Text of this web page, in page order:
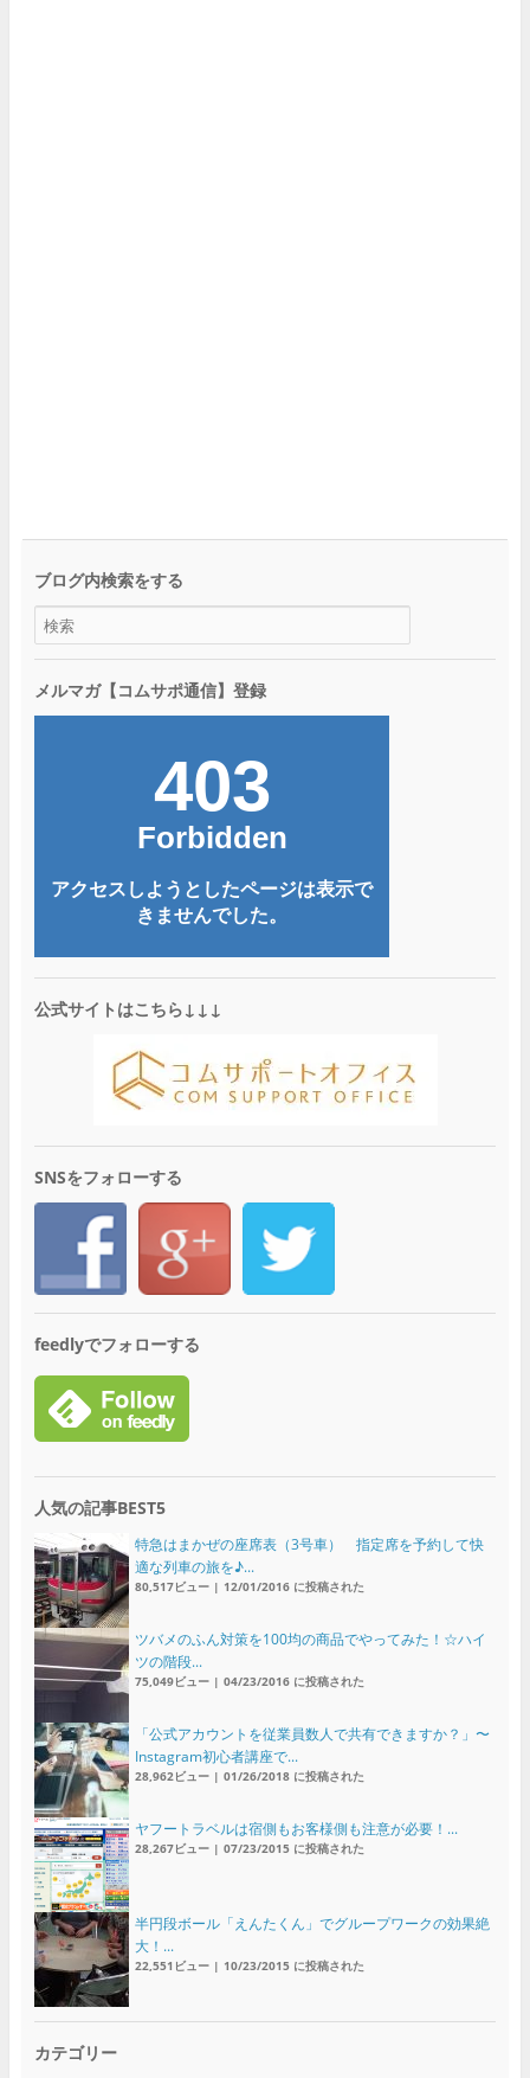
ブログ内検索をする
メルマガ【コムサポ通信】登録
公式サイトはこちら↓↓↓
SNSをフォローする
feedlyでフォローする
人気の記事BEST5
特急はまかぜの座席表（3号車） 指定席を予約して快
適な列車の旅を♪...
80,517ビュー| 12/01/2016 に投稿された
ツバメのふん対策を100均の商品でやってみた！☆ハイ
ツの階段...
75,049ビュー| 04/23/2016 に投稿された
「公式アカウントを従業員数人で共有できますか？」〜
Instagram初心者講座で...
28,962ビュー| 01/26/2018 に投稿された
ヤフートラベルは宿側もお客様側も注意が必要！...
28,267ビュー| 07/23/2015 に投稿された
半円段ボール「えんたくん」でグループワークの効果絶
大！...
22,551ビュー| 10/23/2015 に投稿された
カテゴリー